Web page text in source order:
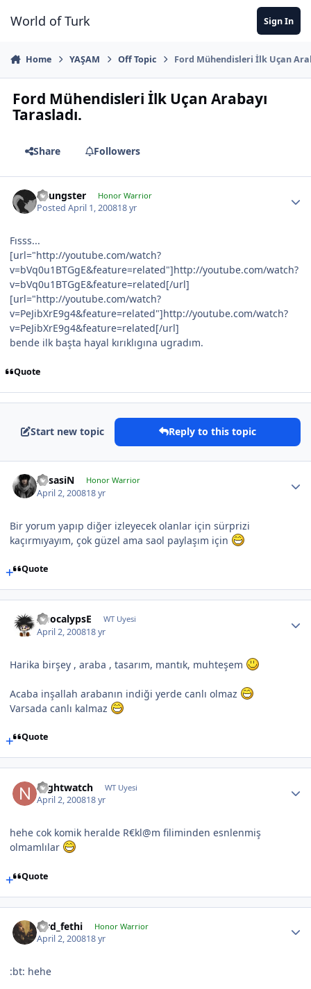
World of Turk Sign In
Home YAŞAM Off Topic Ford Mühendisleri İlk Uçan
Ford Mühendisleri İlk Uçan Arabayı
Tarasladı.
Share Followers
Youngster Honor Warrior
PostedApril 1, 200818 yr
Fısss...
[url="http://youtube.com/watch?
v=bVq0u1BTGgE&feature=related"]http://youtube.com/watch?
v=bVq0u1BTGgE&feature=related[/url]
[url="http://youtube.com/watch?
v=PeJibXrE9g4&feature=related"]http://youtube.com/watch?
v=PeJibXrE9g4&feature=related[/url]
bende ilk başta hayal kırıklıgına ugradım.
Quote
Start new topic Reply to this topic
AssasiN Honor Warrior
April 2, 200818 yr
Bir yorum yapıp diğer izleyecek olanlar için sürprizi
kaçırmıyayım, çok güzel ama saol paylaşım için
Quote
ApocalypsE WT Uyesi
April 2, 200818 yr
Harika birşey , araba , tasarım, mantık, muhteşem
Acaba inşallah arabanın indiği yerde canlı olmaz
Varsada canlı kalmaz
Quote
Nightwatch WT Uyesi
April 2, 200818 yr
hehe cok komik heralde R€kl@m filiminden esnlenmiş
olmamlılar
Quote
lord_fethi Honor Warrior
April 2, 200818 yr
:bt: hehe